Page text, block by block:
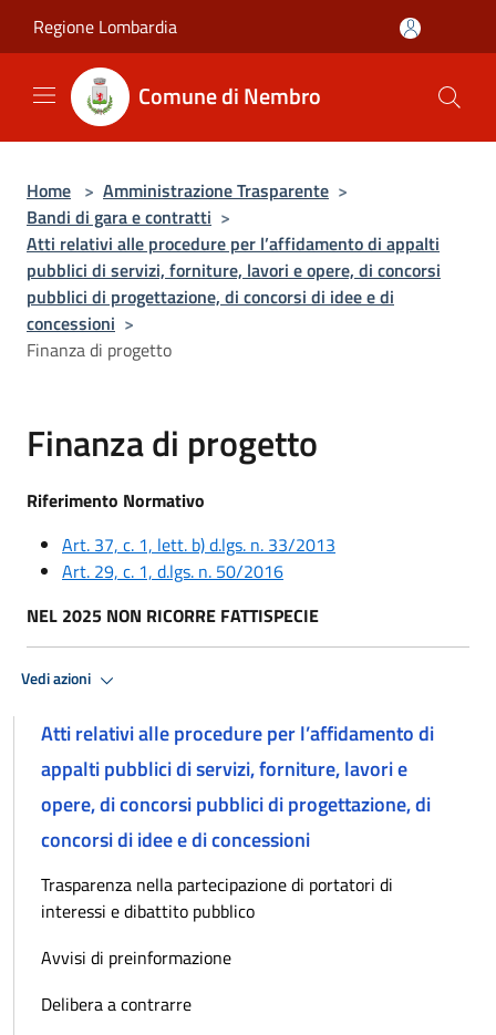
Regione Lombardia
Comune di Nembro
Home > Amministrazione Trasparente >
Bandi di gara e contratti >
Atti relativi alle procedure per l’affidamento di appalti
pubblici di servizi, forniture, lavori e opere, di concorsi
pubblici di progettazione, di concorsi di idee e di
concessioni >
Finanza di progetto
Finanza di progetto
Riferimento Normativo
Art. 37, c. 1, lett. b) d.lgs. n. 33/2013
Art. 29, c. 1, d.lgs. n. 50/2016
NEL 2025 NON RICORRE FATTISPECIE
Vedi azioni
Atti relativi alle procedure per l’affidamento di
appalti pubblici di servizi, forniture, lavori e
opere, di concorsi pubblici di progettazione, di
concorsi di idee e di concessioni
Trasparenza nella partecipazione di portatori di
interessi e dibattito pubblico
Avvisi di preinformazione
Delibera a contrarre